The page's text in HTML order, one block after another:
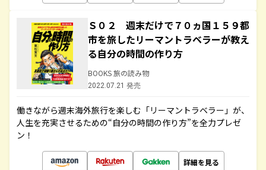
Ｓ０２ 週末だけで７０ヵ国１５９都
市を旅したリーマントラベラーが教え
る自分の時間の作り方
BOOKS 旅の読み物
2022.07.21 発売
働きながら週末海外旅行を楽しむ「リーマントラベラー」が、
人生を充実させるための“自分の時間の作り方”を全力プレゼ
ン！
詳細を見る